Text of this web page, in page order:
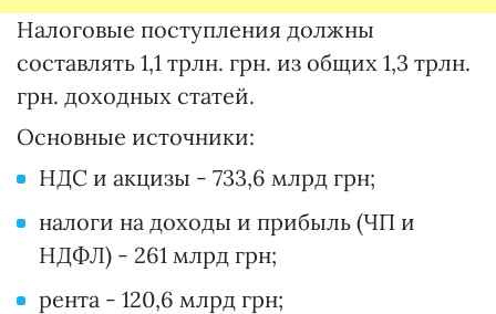
Налоговые поступления должны
составлять 1,1 трлн. грн. из общих 1,3 трлн.
грн. доходных статей.
Основные источники:
НДС и акцизы - 733,6 млрд грн;
налоги на доходы и прибыль (ЧП и
НДФЛ) - 261 млрд грн;
рента - 120,6 млрд грн;